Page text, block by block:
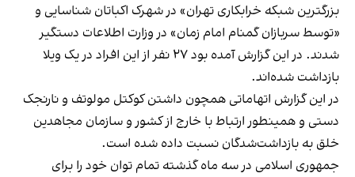
بزرگترین شبکه خرابکاری تهران» در شهرک اکباتان شناسایی و
«توسط سربازان گمنام امام زمان» در وزارت اطلاعات دستگیر
شدند. در این گزارش آمده بود ۲۷ نفر از این افراد در یک ویلا
بازداشت شده‌اند.
در این گزارش اتهاماتی همچون داشتن کوکتل مولوتف و نارنجک
دستی و همینطور ارتباط با خارج از کشور و سازمان مجاهدین
خلق به بازداشت‌شدگان نسبت داده شده است.
جمهوری اسلامی در سه ماه گذشته تمام توان خود را برای